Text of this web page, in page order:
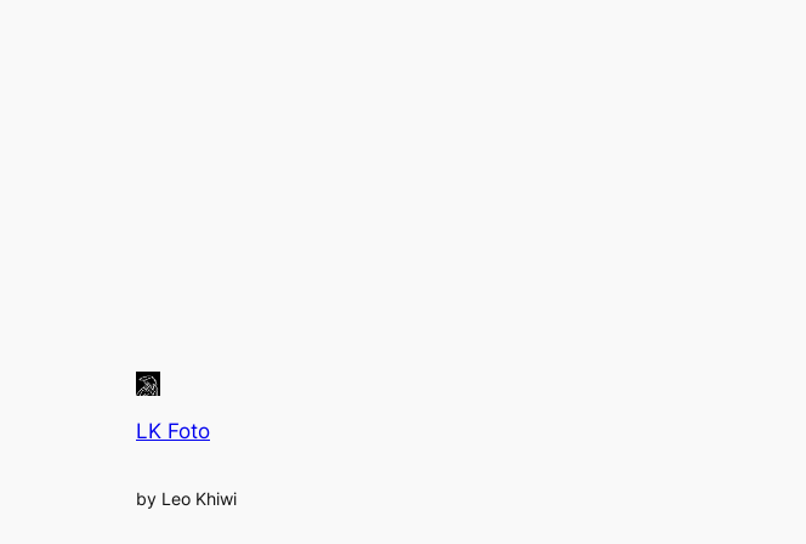
LK Foto
by Leo Khiwi